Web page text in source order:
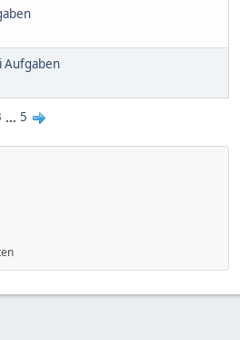
Aufgaben
... 5